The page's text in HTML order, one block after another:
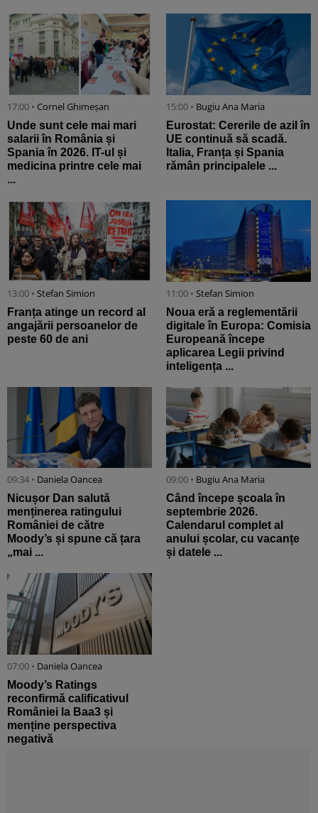
17:00 • Cornel Ghimeșan
Unde sunt cele mai mari
salarii în România și
Spania în 2026. IT-ul și
medicina printre cele mai
...
15:00 • Bugiu ⁠Ana Maria
Eurostat: Cererile de azil în
UE continuă să scadă.
Italia, Franța și Spania
rămân principalele ...
13:00 • Stefan Simion
Franța atinge un record al
angajării persoanelor de
peste 60 de ani
11:00 • Stefan Simion
Noua eră a reglementării
digitale în Europa: Comisia
Europeană începe
aplicarea Legii privind
inteligența ...
09:34 • Daniela Oancea
Nicușor Dan salută
menținerea ratingului
României de către
Moody’s și spune că țara
„mai ...
09:00 • Bugiu ⁠Ana Maria
Când începe școala în
septembrie 2026.
Calendarul complet al
anului școlar, cu vacanțe
și datele ...
07:00 • Daniela Oancea
Moody’s Ratings
reconfirmă calificativul
României la Baa3 și
menține perspectiva
negativă